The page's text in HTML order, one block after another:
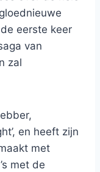
eerste keer
van
zal
en heeft zijn
met
met de